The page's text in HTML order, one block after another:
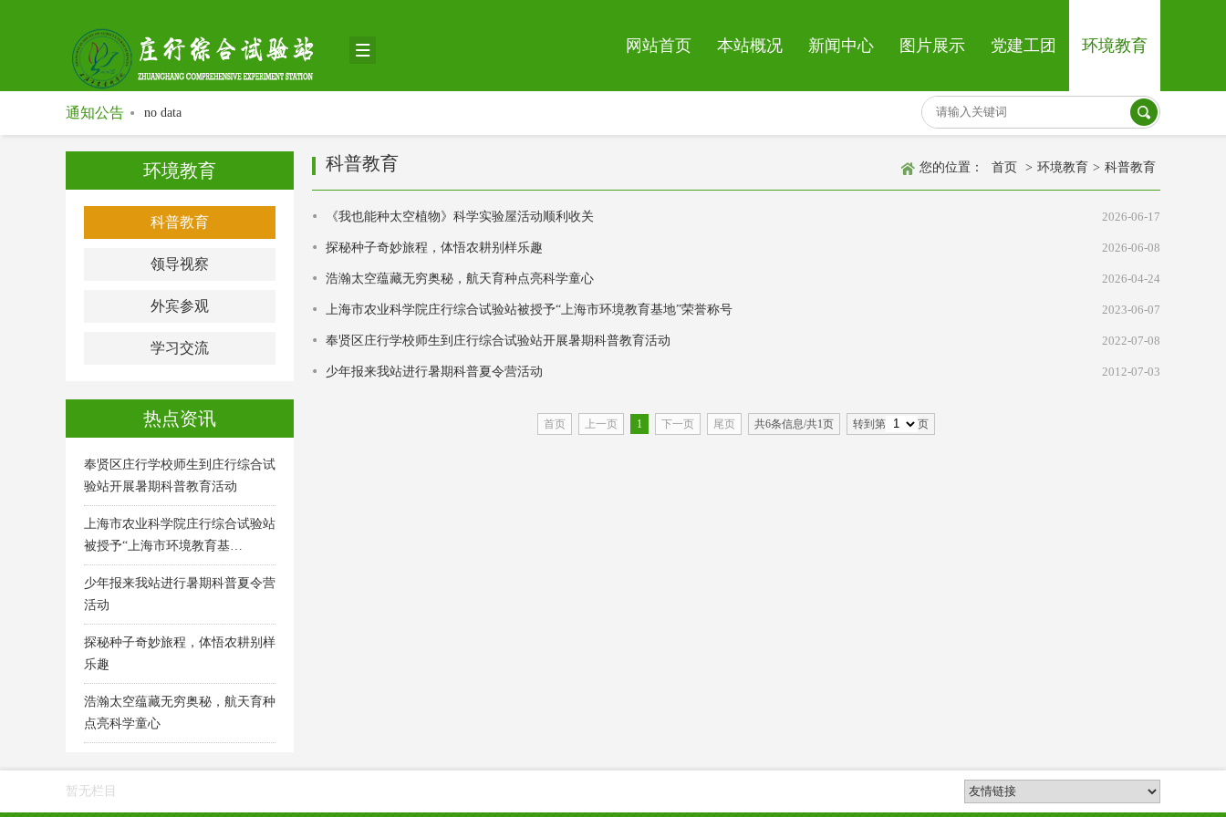
网站首页 本站概况 新闻中心 图片展示 党建工团 环境教育
通知公告 no data
环境教育
科普教育
领导视察
外宾参观
学习交流
热点资讯
奉贤区庄行学校师生到庄行综合试
验站开展暑期科普教育活动
上海市农业科学院庄行综合试验站
被授予“上海市环境教育基…
少年报来我站进行暑期科普夏令营
活动
探秘种子奇妙旅程，体悟农耕别样
乐趣
浩瀚太空蕴藏无穷奥秘，航天育种
点亮科学童心
您的位置： 首页 > 环境教育 > 科普教育
科普教育
2026-06-17
《我也能种太空植物》科学实验屋活动顺利收关
2026-06-08
探秘种子奇妙旅程，体悟农耕别样乐趣
2026-04-24
浩瀚太空蕴藏无穷奥秘，航天育种点亮科学童心
2023-06-07
上海市农业科学院庄行综合试验站被授予“上海市环境教育基地”荣誉称号
2022-07-08
奉贤区庄行学校师生到庄行综合试验站开展暑期科普教育活动
2012-07-03
少年报来我站进行暑期科普夏令营活动
首页 上一页 1 下一页 尾页 共6条信息/共1页 转到第 页
暂无栏目